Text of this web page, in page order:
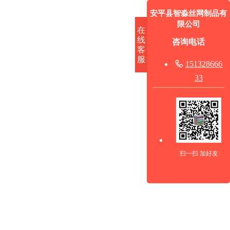
在
线
客
服
安平县智淼丝网制品有
限公司
咨询电话
 151328666
33
扫一扫 加好友